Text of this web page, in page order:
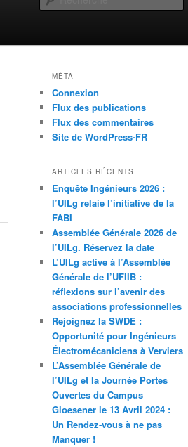
MÉTA
Connexion
Flux des publications
Flux des commentaires
Site de WordPress-FR
ARTICLES RÉCENTS
Enquête Ingénieurs 2026 :
l’UILg relaie l’initiative de la
FABI
Assemblée Générale 2026 de
l’UILg. Réservez la date
L’UILg active à l’Assemblée
Générale de l’UFIIB :
réflexions sur l’avenir des
associations professionnelles
Rejoignez la SWDE :
Opportunité pour Ingénieurs
Électromécaniciens à Verviers
L’Assemblée Générale de
l’UILg et la Journée Portes
Ouvertes du Campus
Gloesener le 13 Avril 2024 :
Un Rendez-vous à ne pas
Manquer !